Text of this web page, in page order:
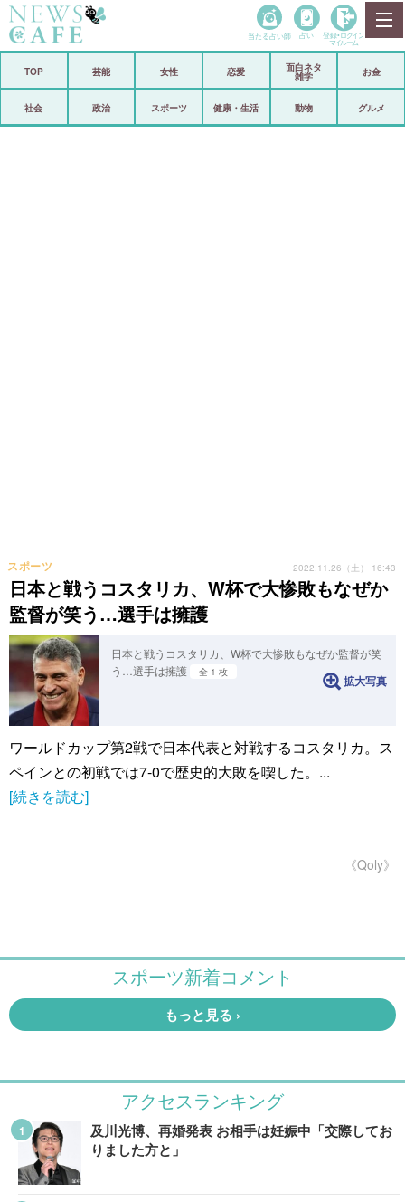
政治
当たる占い師 占い 登録• ログイン
マイルーム
TOP 芸能 女性 恋愛
面白ネタ
雑学
お金
社会 政治 スポーツ 健康・生活 動物 グルメ
日本と戦うコスタリカ、W杯で大惨敗もなぜか
監督が笑う…選手は擁護
スポーツ 2022.11.26（土） 16:43
日本と戦うコスタリカ、W杯で大惨敗もなぜか監督が笑
う…選手は擁護
全 1 枚
拡大写真
ワールドカップ第2戦で日本代表と対戦するコスタリカ。ス
ペインとの初戦では7-0で歴史的大敗を喫した。...
[続きを読む]
《Qoly》
アクセスランキング
及川光博、再婚発表 お相手は妊娠中「交際してお
りました方と」